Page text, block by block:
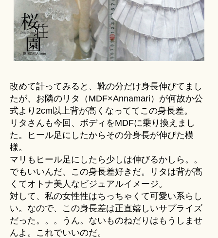
改めて計ってみると、靴の分だけ身長伸びてまし
たが、お隣のリタ（MDF×Annamari）が何故か公
式より2cm以上背が高くなっててこの身長差。
リタさんも今回、ボディをMDFに乗り換えまし
た。ヒール足にしたからその分身長が伸びた模
様。
マリもヒール足にしたら少しは伸びるかしら。。
でもいいんだ、この身長差好きだ。リタは背が高
くてオトナ美人なビジュアルイメージ。
対して、私の女性性はちっちゃくて可愛い系らし
い。なので、この身長差は正直嬉しいサプライズ
だった。。。うん。ないものねだりはもうしませ
んよ。これでいいのだ。